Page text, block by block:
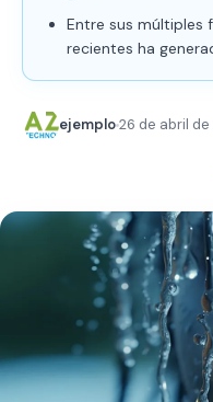
Entre sus múltiples
recientes ha
ejemplo26 de abril de